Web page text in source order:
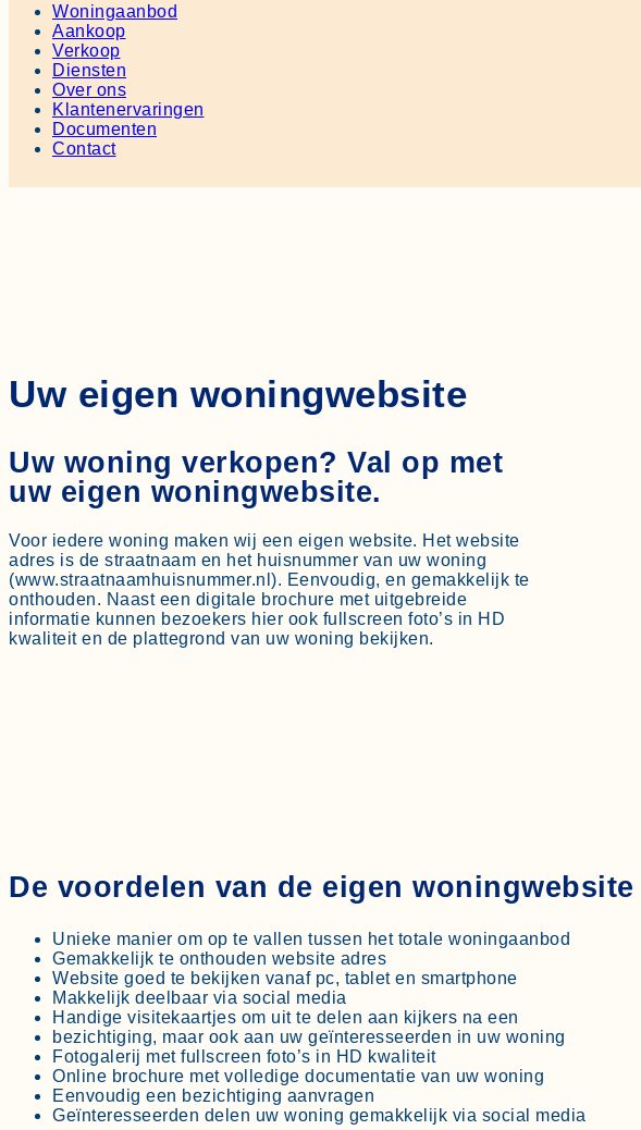
Woningaanbod
Aankoop
Verkoop
Diensten
Over ons
Klantenervaringen
Documenten
Contact
Uw eigen woningwebsite
Uw woning verkopen? Val op met
uw eigen woningwebsite.
Voor iedere woning maken wij een eigen website. Het website
adres is de straatnaam en het huisnummer van uw woning
(www.straatnaamhuisnummer.nl). Eenvoudig, en gemakkelijk te
onthouden. Naast een digitale brochure met uitgebreide
informatie kunnen bezoekers hier ook fullscreen foto’s in HD
kwaliteit en de plattegrond van uw woning bekijken.
De voordelen van de eigen
Unieke manier om op te vallen tussen het totale woningaanbod
Gemakkelijk te onthouden website adres
Website goed te bekijken vanaf pc, tablet en smartphone
Makkelijk deelbaar via social media
Handige visitekaartjes om uit te delen aan kijkers na een
bezichtiging, maar ook aan uw geïnteresseerden in uw woning
Fotogalerij met fullscreen foto’s in HD kwaliteit
Online brochure met volledige documentatie van uw woning
Eenvoudig een bezichtiging aanvragen
Geïnteresseerden delen uw woning gemakkelijk via social media